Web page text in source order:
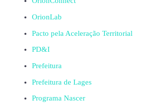
OrionLab
Pacto pela Aceleração Territorial
PD&I
Prefeitura
Prefeitura de Lages
Programa Nascer